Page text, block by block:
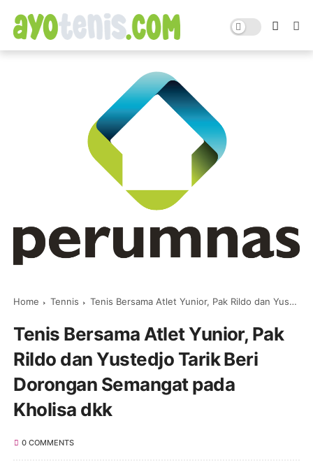
Home Tennis Tenis Bersama Atlet Yunior, Pak Rildo dan Yustedjo Tarik Beri Dorongan Semangat pada Kholisa dkk
Tenis Bersama Atlet Yunior, Pak
Rildo dan Yustedjo Tarik Beri
Dorongan Semangat pada
Kholisa dkk
0 COMMENTS